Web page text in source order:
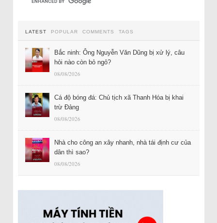
LATEST POPULAR COMMENTS TAGS
Bắc ninh: Ông Nguyễn Văn Dũng bị xử lý, câu
hỏi nào còn bỏ ngỏ?
08/08/2026
Cá độ bóng đá: Chủ tịch xã Thanh Hóa bị khai
trừ Đảng
08/08/2026
Nhà cho công an xây nhanh, nhà tái định cư của
dân thì sao?
08/08/2026